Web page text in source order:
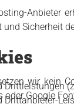
Anbieter
Sicherheit
wir kein
oder Google
Drittleistungen
Drittanbieter-